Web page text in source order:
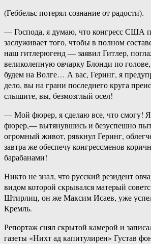
(Геббельс потерял сознание от радости).
— Господа, я думаю, что конгресс США
заслуживает того, чтобы в полном
наш гитлерюгенд — заявил Гитлер,
великолепную овчарку Блонди по
будем на Волге… А вас, Геринг, я
дело, вы на грани последнего круга
слышите, вы, безмозглый осел!
— Мой фюрер, я сделаю все, что смогу!
фюрер,— вытянувшись и безуспешно
огромный живот, рявкнул Геринг,
завтра же обеспечу конгрессменов
барабанами!
Никто не знал, что русский резидент
видом которой скрывался матерый
Штирлиц, он же Максим Исаев, уже
Кремль.
Репортаж снял скрытой камерой и
газеты «Нихт ад капитулирен» Густав